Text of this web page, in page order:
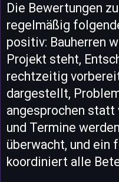
Die Bewertungen
regelmäßig
positiv: Bauherren
Projekt steht,
rechtzeitig
dargestellt,
angesprochen statt
und Termine
überwacht, und ein
koordiniert alle